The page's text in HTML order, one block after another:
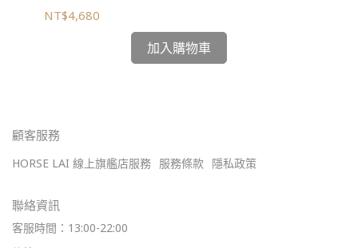
NT$4,680
加入購物車
顧客服務
HORSE LAI 線上旗艦店服務 服務條款 隱私政策
聯絡資訊
客服時間：13:00-22:00